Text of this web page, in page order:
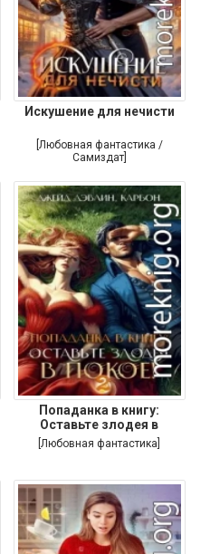
Искушение для нечисти
[Любовная фантастика /
Самиздат]
Попаданка в книгу:
Оставьте злодея в
[Любовная фантастика]